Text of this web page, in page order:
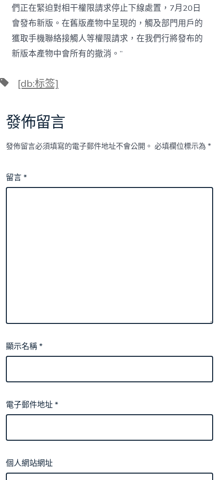
們正在緊迫對相干權限請求停止下線處置，7月20日
會發布新版。在舊版產物中呈現的，觸及部門用戶的
獲取手機聯絡接觸人等權限請求，在我們行將發布的
新版本產物中會所有的撤消。”
標 [db:标签]
發佈留言
發佈留言必須填寫的電子郵件地址不會公開。 必填欄位標示為*
留言*
顯示名稱*
電子郵件地址*
個人網站網址